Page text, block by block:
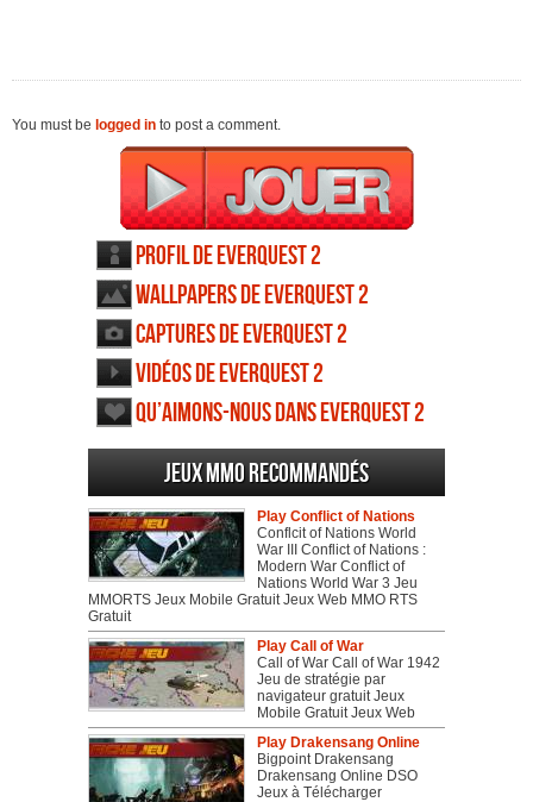
You must be logged in to post a comment.
Profil de EverQuest 2
Wallpapers de EverQuest 2
Captures de EverQuest 2
Vidéos de EverQuest 2
Qu’aimons-nous dans EverQuest 2
Jeux MMO recommandés
Play Conflict of Nations
Conflcit of Nations World
War III Conflict of Nations :
Modern War Conflict of
Nations World War 3 Jeu
MMORTS Jeux Mobile Gratuit Jeux Web MMO RTS
Gratuit
Play Call of War
Call of War Call of War 1942
Jeu de stratégie par
navigateur gratuit Jeux
Mobile Gratuit Jeux Web
Play Drakensang Online
Bigpoint Drakensang
Drakensang Online DSO
Jeux à Télécharger